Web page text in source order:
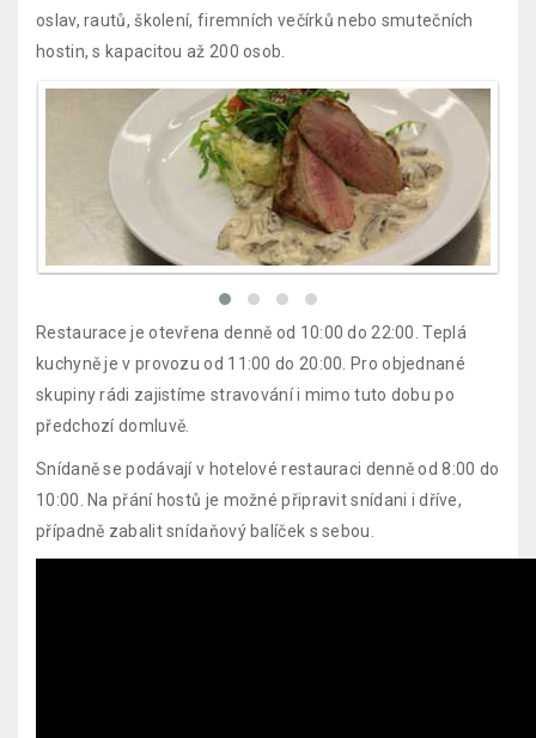
oslav, rautů, školení, firemních večírků nebo smutečních
hostin, s kapacitou až 200 osob.
Restaurace je otevřena denně od 10:00 do 22:00. Teplá
kuchyně je v provozu od 11:00 do 20:00. Pro objednané
skupiny rádi zajistíme stravování i mimo tuto dobu po
předchozí domluvě.
Snídaně se podávají v hotelové restauraci denně od 8:00 do
10:00. Na přání hostů je možné připravit snídani i dříve,
případně zabalit snídaňový balíček s sebou.